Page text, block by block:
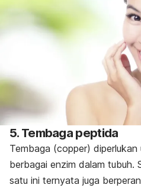
5. Tembaga peptida
Tembaga (copper) diperlukan
berbagai enzim dalam tubuh.
satu ini ternyata juga